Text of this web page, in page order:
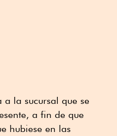
a la sucursal que se
a fin de que
hubiese en las